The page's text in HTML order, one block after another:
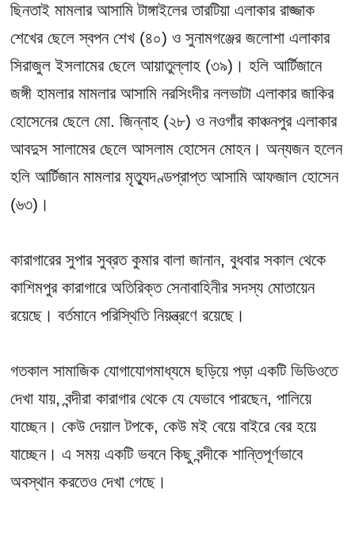
ছিনতাই মামলার আসামি টাঙ্গাইলের তারটিয়া এলাকার রাজ্জাক
শেখের ছেলে স্বপন শেখ (৪০) ও সুনামগঞ্জের জলোশা এলাকার
সিরাজুল ইসলামের ছেলে আয়াতুল্লাহ (৩৯)। হলি আর্টিজানে
জঙ্গী হামলার মামলার আসামি নরসিংদীর নলভাটা এলাকার জাকির
হোসেনের ছেলে মো. জিন্নাহ (২৮) ও নওগাঁর কাঞ্চনপুর এলাকার
আবদুস সালামের ছেলে আসলাম হোসেন মোহন। অন্যজন হলেন
হলি আর্টিজান মামলার মৃত্যুদণ্ডপ্রাপ্ত আসামি আফজাল হোসেন
(৬৩)।
কারাগারের সুপার সুব্রত কুমার বালা জানান, বুধবার সকাল থেকে
কাশিমপুর কারাগারে অতিরিক্ত সেনাবাহিনীর সদস্য মোতায়েন
রয়েছে। বর্তমানে পরিস্থিতি নিয়ন্ত্রণে রয়েছে।
গতকাল সামাজিক যোগাযোগমাধ্যমে ছড়িয়ে পড়া একটি ভিডিওতে
দেখা যায়, বন্দীরা কারাগার থেকে যে যেভাবে পারছেন, পালিয়ে
যাচ্ছেন। কেউ দেয়াল টপকে, কেউ মই বেয়ে বাইরে বের হয়ে
যাচ্ছেন। এ সময় একটি ভবনে কিছু বন্দীকে শান্তিপূর্ণভাবে
অবস্থান করতেও দেখা গেছে।